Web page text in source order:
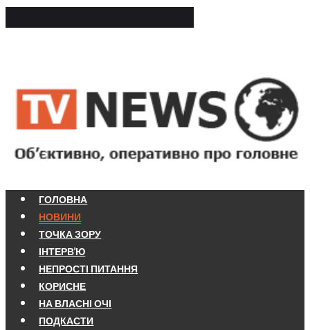
ГОЛОВНА
НОВИНИ
ТОЧКА ЗОРУ
ІНТЕРВ'Ю
НЕПРОСТІ ПИТАННЯ
КОРИСНЕ
НА ВЛАСНІ ОЧІ
ПОДКАСТИ